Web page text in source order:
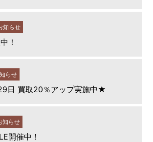
知らせ
！
らせ
日 買取20％アップ実施中★
知らせ
開催中！